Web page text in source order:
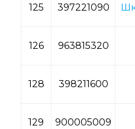
125 397221090
126 963815320
128 398211600
129 900005009